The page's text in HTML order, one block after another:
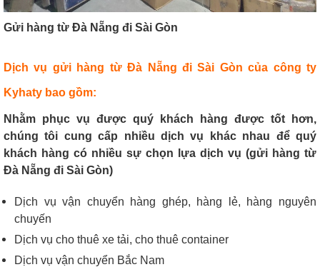
Gửi hàng từ Đà Nẵng đi Sài Gòn
Dịch vụ gửi hàng từ Đà Nẵng đi Sài Gòn của công ty
Kyhaty bao gồm:
Nhằm phục vụ được quý khách hàng được tốt hơn,
chúng tôi cung cấp nhiều dịch vụ khác nhau để quý
khách hàng có nhiều sự chọn lựa dịch vụ (gửi hàng từ
Đà Nẵng đi Sài Gòn)
Dịch vụ vận chuyển hàng ghép, hàng lẻ, hàng nguyên
chuyến
Dịch vụ cho thuê xe tải, cho thuê container
Dịch vụ vận chuyển Bắc Nam